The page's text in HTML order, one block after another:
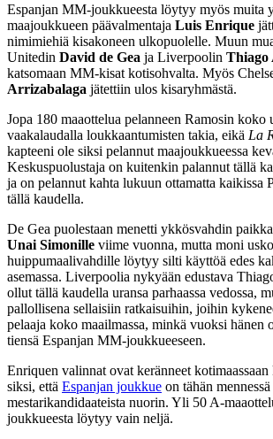
Espanjan MM-joukkueesta löytyy myös muita
maajoukkueen päävalmentaja Luis Enrique
nimimiehiä kisakoneen ulkopuolelle. Muun
Unitedin David de Gea ja Liverpoolin Thiago
katsomaan MM-kisat kotisohvalta. Myös
Arrizabalaga jätettiin ulos kisaryhmästä.
Jopa 180 maaottelua pelanneen Ramosin koko
vaakalaudalla loukkaantumisten takia, eikä La
kapteeni ole siksi pelannut maajoukkueessa
Keskuspuolustaja on kuitenkin palannut tällä
ja on pelannut kahta lukuun ottamatta kaikissa
tällä kaudella.
De Gea puolestaan menetti ykkösvahdin
Unai Simonille viime vuonna, mutta moni
huippumaalivahdille löytyy silti käyttöä edes
asemassa. Liverpoolia nykyään edustava
ollut tällä kaudella uransa parhaassa vedossa,
pallollisena sellaisiin ratkaisuihin, joihin
pelaaja koko maailmassa, minkä vuoksi hänen
tiensä Espanjan MM-joukkueeseen.
Enriquen valinnat ovat keränneet
siksi, että Espanjan joukkue on tähän
mestarikandidaateista nuorin. Yli 50 A-
joukkueesta löytyy vain neljä.